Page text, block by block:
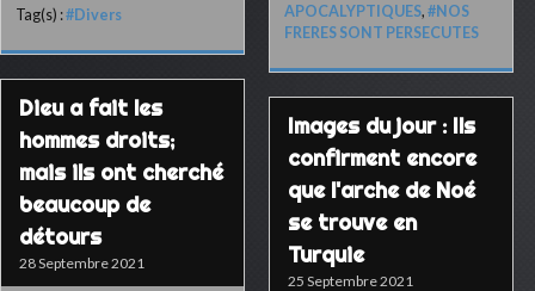
Tag(s) :#Divers
APOCALYPTIQUES, #NOS
FRERES SONT PERSECUTES
Dieu a fait les
hommes droits;
mais ils ont cherché
beaucoup de
détours
28 Septembre 2021
Images du jour : Ils
confirment encore
que l'arche de Noé
se trouve en
Turquie
25 Septembre 2021